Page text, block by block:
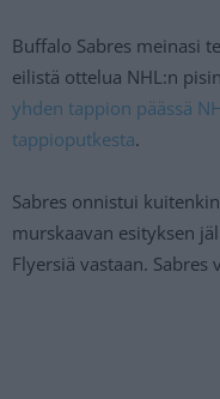
Buffalo Sabres meinasi
eilistä ottelua NHL:n
yhden tappion päässä
tappioputkesta.
Sabres onnistui
murskaavan esityksen
Flyersiä vastaan.